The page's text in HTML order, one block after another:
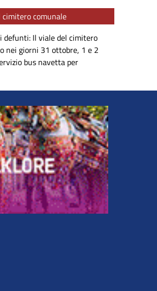
cimitero comunale
defunti: Il viale del cimitero
nei giorni 31 ottobre, 1 e 2
bus navetta per